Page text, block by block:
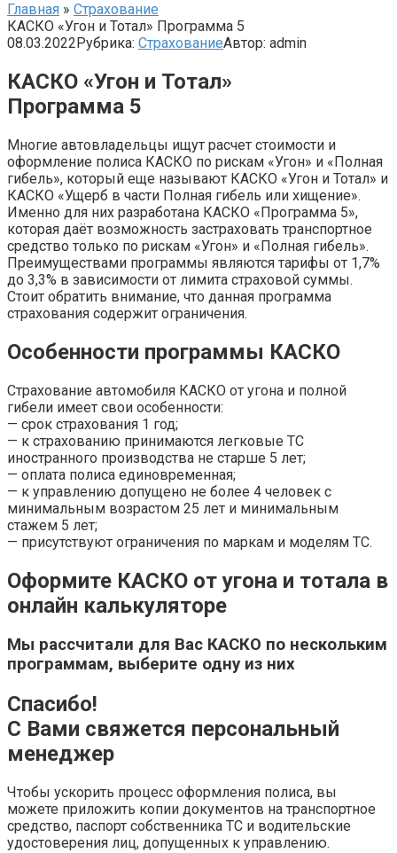
Главная » Страхование
КАСКО «Угон и Тотал» Программа 5
08.03.2022Рубрика: СтрахованиеАвтор: admin
КАСКО «Угон и Тотал»
Программа 5
Многие автовладельцы ищут расчет стоимости и
оформление полиса КАСКО по рискам «Угон» и «Полная
гибель», который еще называют КАСКО «Угон и Тотал» и
КАСКО «Ущерб в части Полная гибель или хищение».
Именно для них разработана КАСКО «Программа 5»,
которая даёт возможность застраховать транспортное
средство только по рискам «Угон» и «Полная гибель».
Преимуществами программы являются тарифы от 1,7%
до 3,3% в зависимости от лимита страховой суммы.
Стоит обратить внимание, что данная программа
страхования содержит ограничения.
Особенности программы КАСКО
Страхование автомобиля КАСКО от угона и полной
гибели имеет свои особенности:
— срок страхования 1 год;
— к страхованию принимаются легковые ТС
иностранного производства не старше 5 лет;
— оплата полиса единовременная;
— к управлению допущено не более 4 человек с
минимальным возрастом 25 лет и минимальным
стажем 5 лет;
— присутствуют ограничения по маркам и моделям ТС.
Оформите КАСКО от угона и тотала в
онлайн калькуляторе
Мы рассчитали для Вас КАСКО по нескольким
программам, выберите одну из них
Спасибо!
С Вами свяжется персональный
менеджер
Чтобы ускорить процесс оформления полиса, вы
можете приложить копии документов на транспортное
средство, паспорт собственника ТС и водительские
удостоверения лиц, допущенных к управлению.